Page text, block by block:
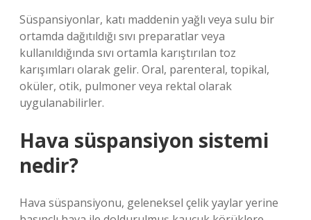
Süspansiyonlar, katı maddenin yağlı veya sulu bir
ortamda dağıtıldığı sıvı preparatlar veya
kullanıldığında sıvı ortamla karıştırılan toz
karışımları olarak gelir. Oral, parenteral, topikal,
oküler, otik, pulmoner veya rektal olarak
uygulanabilirler.
Hava süspansiyon sistemi
nedir?
Hava süspansiyonu, geleneksel çelik yaylar yerine